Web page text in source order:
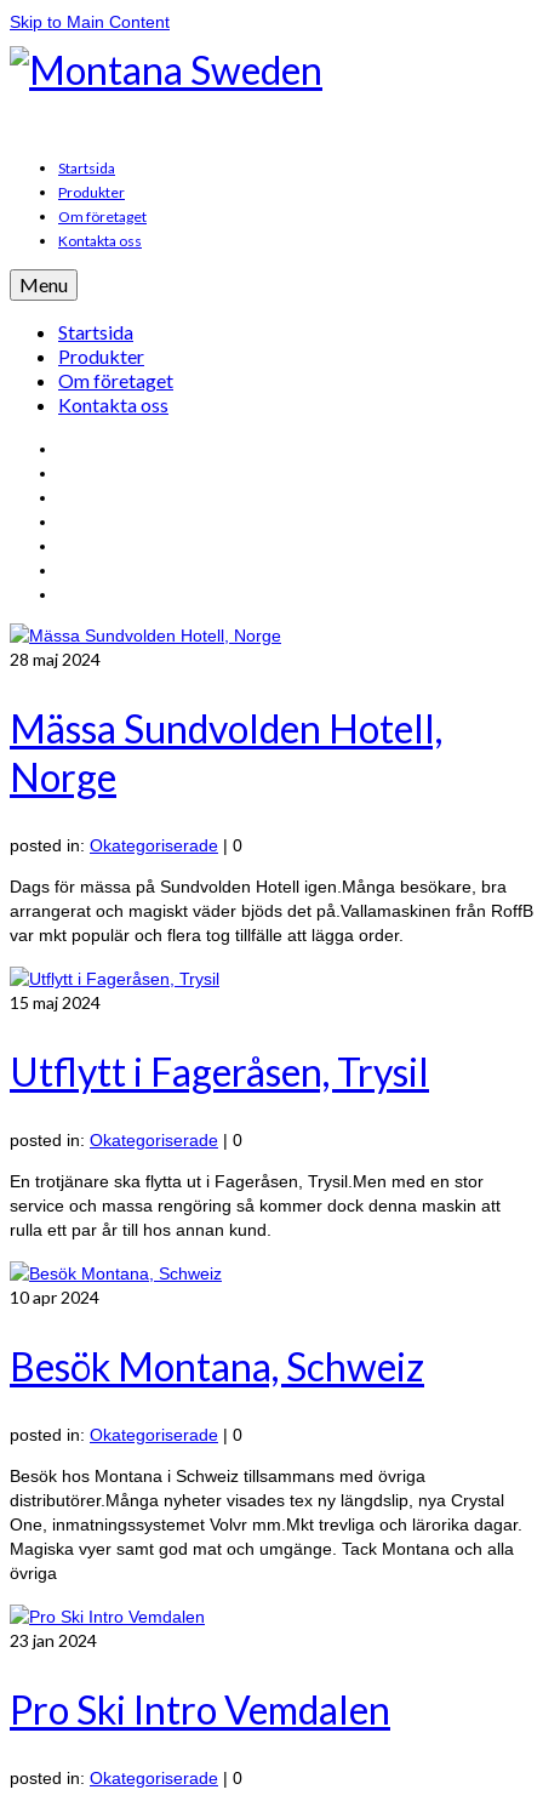
Skip to Main Content
Startsida
Produkter
Om företaget
Kontakta oss
Menu
Startsida
Produkter
Om företaget
Kontakta oss
28 maj 2024
Mässa Sundvolden Hotell,
Norge
posted in: Okategoriserade | 0
Dags för mässa på Sundvolden Hotell igen.Många besökare, bra
arrangerat och magiskt väder bjöds det på.Vallamaskinen från RoffB
var mkt populär och flera tog tillfälle att lägga order.
15 maj 2024
Utflytt i Fageråsen, Trysil
posted in: Okategoriserade | 0
En trotjänare ska flytta ut i Fageråsen, Trysil.Men med en stor
service och massa rengöring så kommer dock denna maskin att
rulla ett par år till hos annan kund.
10apr 2024
Besök Montana, Schweiz
posted in: Okategoriserade | 0
Besök hos Montana i Schweiz tillsammans med övriga
distributörer.Många nyheter visades tex ny längdslip, nya Crystal
One, inmatningssystemet Volvr mm.Mkt trevliga och lärorika dagar.
Magiska vyer samt god mat och umgänge. Tack Montana och alla
övriga
23 jan 2024
Pro Ski Intro Vemdalen
posted in: Okategoriserade | 0